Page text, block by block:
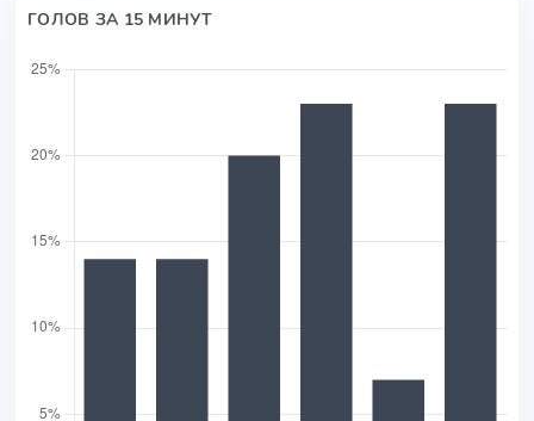
ГОЛОВ ЗА 15 МИНУТ